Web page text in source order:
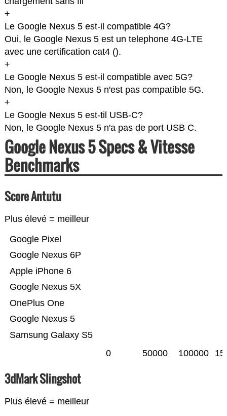
+
Le Google Nexus 5 est-il compatible 4G?
Oui, le Google Nexus 5 est un telephone 4G-LTE
avec une certification cat4 ().
+
Le Google Nexus 5 est-il compatible avec 5G?
Non, le Google Nexus 5 n'est pas compatible 5G.
+
Le Google Nexus 5 est-til USB-C?
Non, le Google Nexus 5 n'a pas de port USB C.
Google Nexus 5 Specs & Vitesse
Benchmarks
Score Antutu
Plus élevé = meilleur
Samsung Galaxy S5
Google Nexus 5
OnePlus One
Google Nexus 5X
Apple iPhone 6
Google Nexus 6P
Google Pixel
0 50000 100000
3dMark Slingshot
Plus élevé = meilleur